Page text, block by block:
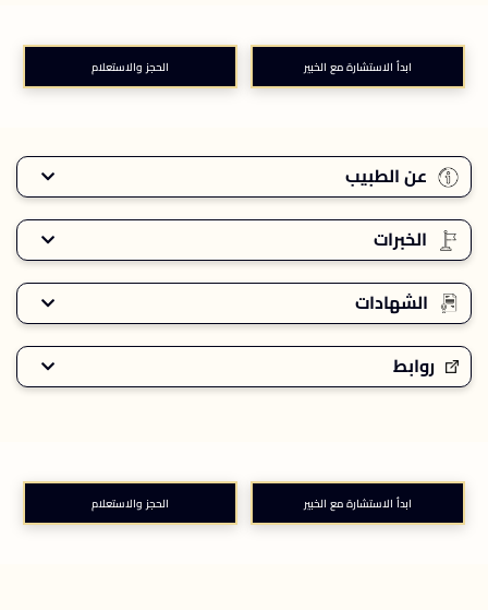
ابدأ الاستشارة مع الخبير الحجز والاستعلام
عن الطبيب
الخبرات
الشهادات
روابط
ابدأ الاستشارة مع الخبير الحجز والاستعلام